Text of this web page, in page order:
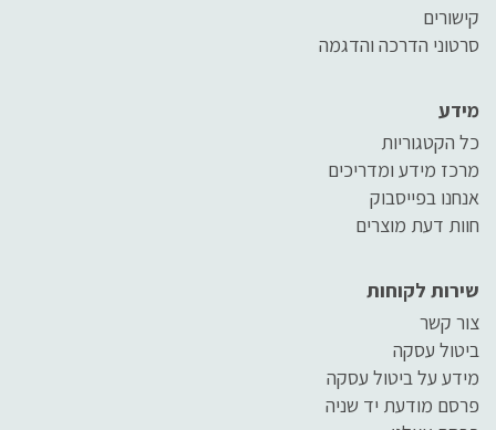
קישורים
סרטוני הדרכה והדגמה
מידע
כל הקטגוריות
מרכז מידע ומדריכים
אנחנו בפייסבוק
חוות דעת מוצרים
שירות לקוחות
צור קשר
ביטול עסקה
מידע על ביטול עסקה
פרסם מודעת יד שניה